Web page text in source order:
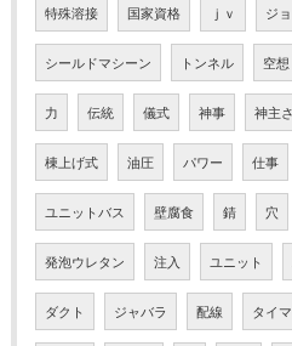
特殊溶接 国家資格 ｊｖ ジ
シールドマシーン トンネル 空想
力 伝統 儀式 神事 神主
棟上げ式 油圧 パワー 仕事
ユニットバス 壁腐食 錆 穴
発泡ウレタン 注入 ユニット
ダクト ジャバラ 配線 タイ